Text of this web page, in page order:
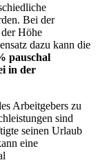
Bei der
Höhe
dazu kann die
pauschal
in der
Arbeitgebers zu
sind
seinen Urlaub
eine